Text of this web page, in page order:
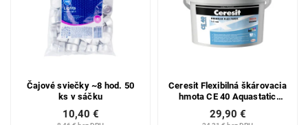
Čajové sviečky ~8 hod. 50
ks v sáčku
10,40 €
Ceresit Flexibilná škárovacia
hmota CE 40 Aquastatic
29,90 €